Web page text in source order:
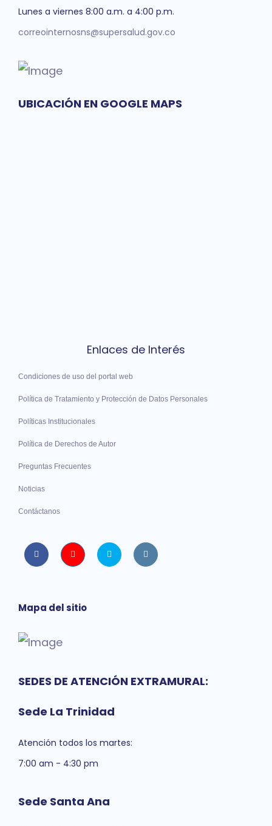
UBICACIÓN EN GOOGLE MAPS
Enlaces de Interés
Condiciones de uso del portal web
Política de Tratamiento y Protección de Datos Personales
Políticas Institucionales
Política de Derechos de Autor
Preguntas Frecuentes
Noticias
Contáctanos
Facebook Youtube twitter instagram
Mapa del sitio
SEDES DE ATENCIÓN EXTRAMURAL:
Sede La Trinidad
Atención todos los martes:
7:00 am - 4:30 pm
Sede Santa Ana
Lunes a viernes 8:00 a.m. a 4:00 p.m.
correointernosns@supersalud.gov.co